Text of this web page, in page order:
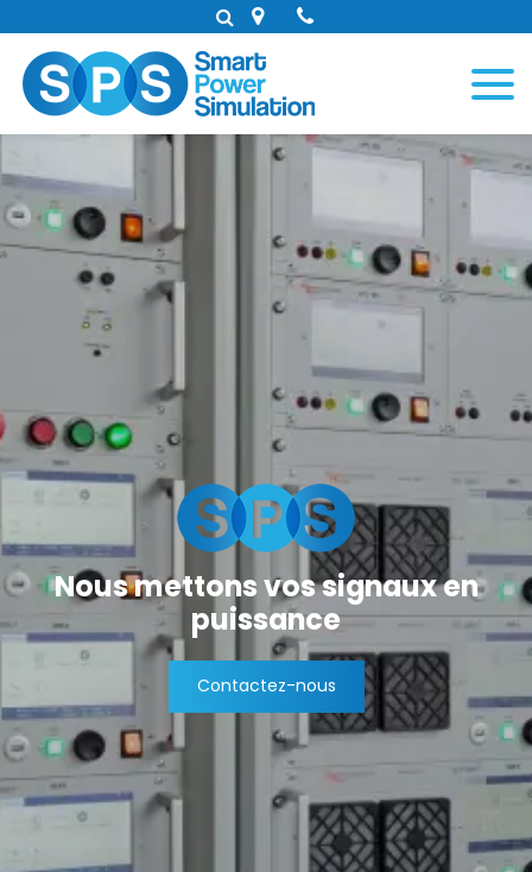
Nous mettons vossignaux en
puissance
Contactez-nous
Panneau de gestion des cookies